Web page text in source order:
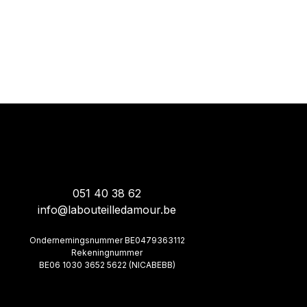
051 40 38 62
info@labouteilledamour.be
Ondernemingsnummer BE0479363112
Rekeningnummer
BE06 1030 3652 5622 (NICABEBB)